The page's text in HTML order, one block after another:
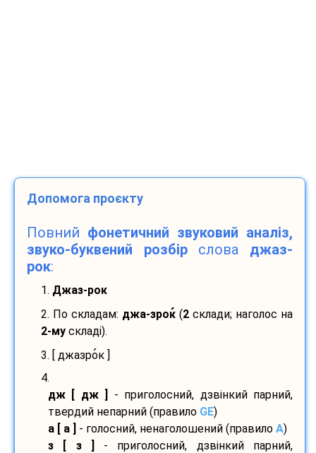
Допомога проєкту
Повний фонетичний звуковий аналіз,
звуко-буквений розбірслова джаз-
рок:
1. Джаз-рок
2. По складам: джа-зрок (2 склади; наголос на
2-му складі).
3. [ джазрок ]
4.
дж [ дж ]
- приголосний, дзвінкий парний,
твердий непарний (правило GE)
а [ а ]
- голосний, ненаголошений (правило A)
з [ з ]
- приголосний, дзвінкий парний,